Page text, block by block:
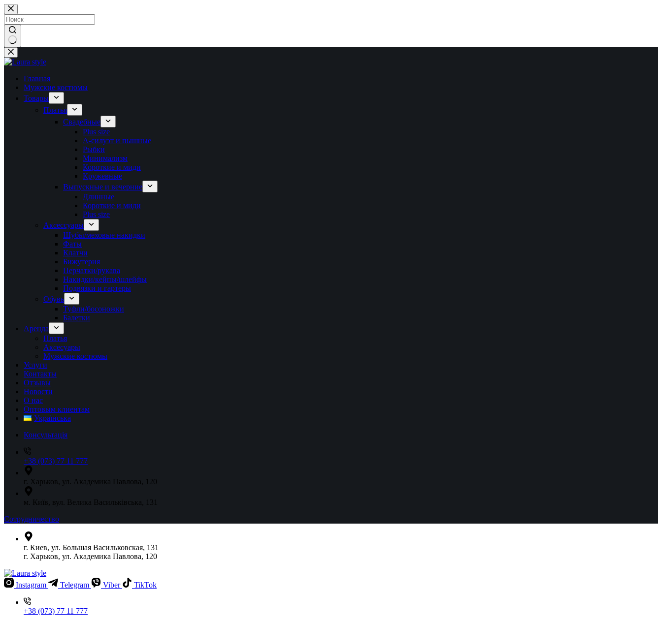
Перейти
к
сути
Ничего
не
Главная
Мужские костюмы
Товары
Платья
Свадебные
Plus size
А-силуэт и пышные
Рыбки
Минимализм
Короткие и миди
Кружевные
Выпускные и вечерние
Длинные
Короткие и миди
Plus size
Аксессуары
Шубы/меховые накидки
Фаты
Клатчи
Бижутерия
Перчатки/рукава
Накидки/кейпы/шлейфы
Подвязки и гартеры
Обувь
Туфли/босоножки
Балетки
Аренда
Платья
Аксесуары
Мужские костюмы
Услуги
Контакты
Отзывы
Новости
О нас
Оптовым клиентам
Українська
Консультація
+38 (073) 77 11 777
г. Харьков, ул. Академика Павлова, 120
м. Київ, вул. Велика Васильківська, 131
Сотрудничество
г. Киев, ул. Большая Васильковская, 131
г. Харьков, ул. Академика Павлова, 120
Instagram Telegram Viber TikTok
+38 (073) 77 11 777